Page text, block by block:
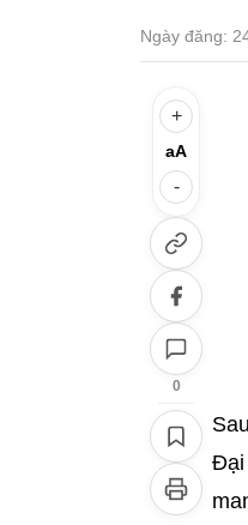
Ngày đăng:
+
aA
-
0
Đại